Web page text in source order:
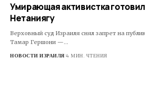
Умирающая активистка
Нетаниягу
Верховный суд Израиля снял запрет на
Тамар Гершони —…
НОВОСТИ ИЗРАИЛЯ 4 МИН. ЧТЕНИЯ